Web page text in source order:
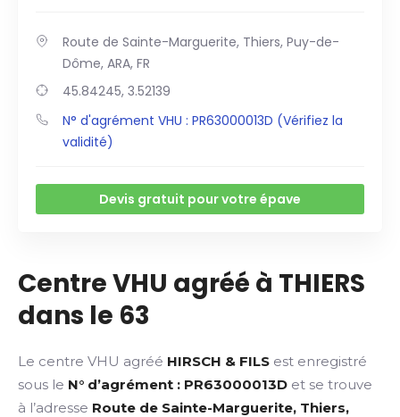
Route de Sainte-Marguerite, Thiers, Puy-de-
Dôme, ARA, FR
45.84245, 3.52139
N° d'agrément VHU : PR63000013D (Vérifiez la
validité)
Devis gratuit pour votre épave
Centre VHU agréé à THIERS
dans le 63
Le centre VHU agréé HIRSCH & FILS est enregistré
sous le N° d’agrément : PR63000013D et se trouve
à l’adresse Route de Sainte-Marguerite, Thiers,